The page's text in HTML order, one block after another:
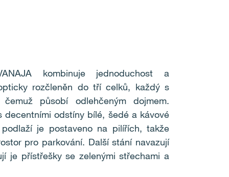
kombinuje jednoduchost a
rozčleněn do tří celků, každý s
působí odlehčeným dojmem.
decentními odstíny bílé, šedé a kávové
je postaveno na pilířích, takže
pro parkování. Další stání navazují
je přístřešky se zelenými střechami a